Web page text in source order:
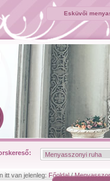
Esküvői
itt van jelenleg: Főoldal/